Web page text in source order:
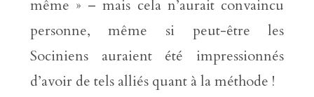
même » – mais cela n’aurait convaincu
personne, même si peut-être les
Sociniens auraient été impressionnés
d’avoir de tels alliés quant à la méthode !